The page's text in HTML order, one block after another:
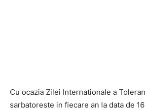
Cu ocazia Zilei Internationale a
sarbatoreste in fiecare an la data de